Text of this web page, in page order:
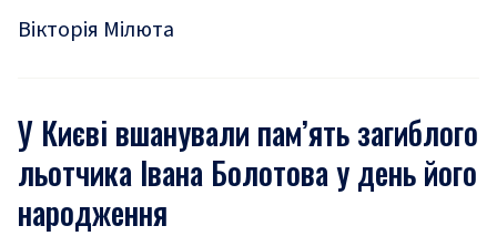
Вікторія Мілюта
У Києві вшанували пам’ять загиблого
льотчика Івана Болотова у день його
народження